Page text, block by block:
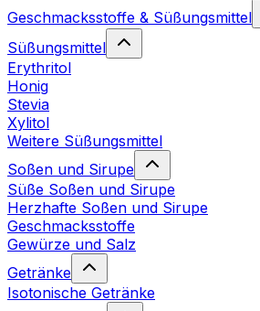
Geschmacksstoffe & Süßungsmittel
Süßungsmittel
Erythritol
Honig
Stevia
Xylitol
Weitere Süßungsmittel
Soßen und Sirupe
Süße Soßen und Sirupe
Herzhafte Soßen und Sirupe
Geschmacksstoffe
Gewürze und Salz
Getränke
Isotonische Getränke